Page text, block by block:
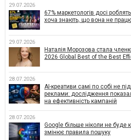
29.07.2026
67% маркетологів досі
хоча знають, що вона не
29.07.2026
Наталія Морозова стала
2026 Global Best of the Best
28.07.2026
AI-креативи самі по собі не
реклами: дослідження
на ефективність кампаній
28.07.2026
Google більше ніколи не буде
змінює правила пошуку